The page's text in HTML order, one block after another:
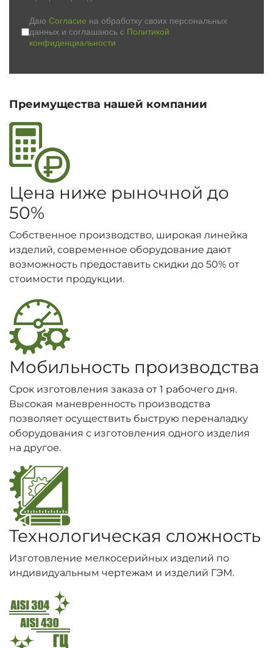
Даю Согласие на обработку своих персональных
данных и соглашаюсь с Политикой
конфиденциальности
Преимущества нашей компании
Цена ниже рыночной до
50%
Собственное производство, широкая линейка
изделий, современное оборудование дают
возможность предоставить скидки до 50% от
стоимости продукции.
Мобильность производства
Срок изготовления заказа от 1 рабочего дня.
Высокая маневренность производства
позволяет осуществить быструю переналадку
оборудования с изготовления одного изделия
на другое.
Технологическая сложность
Изготовление мелкосерийных изделий по
индивидуальным чертежам и изделий ГЭМ.